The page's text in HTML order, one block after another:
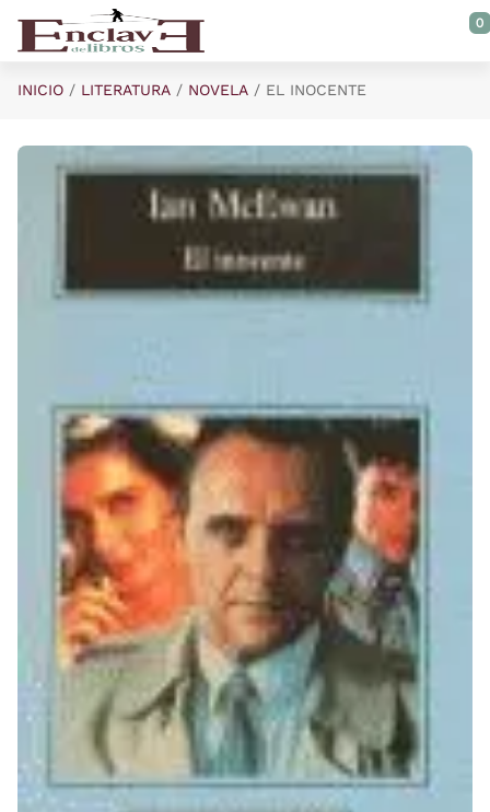
Saltar al contenido principal
0
INICIO LITERATURA NOVELA EL INOCENTE